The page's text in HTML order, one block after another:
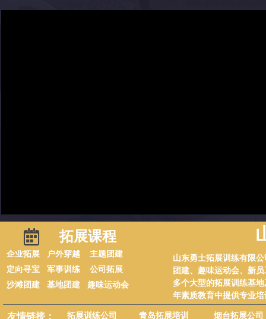
녀
山东勇士拓展训练有限公
团建、趣味运动会、新
多个大型的拓展训练基
年素质教育中提供专业
企业拓展 户外穿越
主题团建
定向寻宝
军事训练
公司拓展
沙滩团建
基地团建 趣味运动会
拓展课程
友情链接： 拓展训练公司 青岛拓展培训 烟台拓展公司